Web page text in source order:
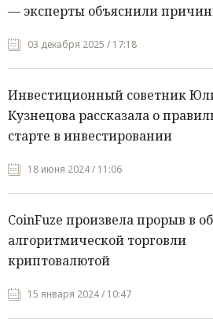
— эксперты объяснили
03 декабря 2025 / 17:18
Инвестиционный советник
Кузнецова рассказала о
старте в инвестировании
18 июня 2024 / 11:06
CoinFuze произвела прорыв в
алгоритмической торговли
криптовалютой
15 января 2024 / 10:47